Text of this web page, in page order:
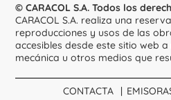
© CARACOL S.A. Todos los
CARACOL S.A. realiza una
reproducciones y usos de las
accesibles desde este sitio web
mecánica u otros medios que
CONTACTA